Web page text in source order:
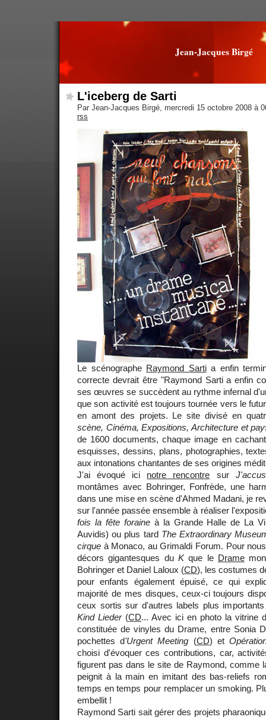
Jean-Jacques Birgé
L'iceberg de Sarti
Par Jean-Jacques Birgé, mercredi 15 octobre 2008 à
rss
Le scénographe Raymond Sartia enfin
correcte devrait être "Raymond Sarti a enfin
ses œuvres se succèdent au rythme infernal
que son activité est toujours tournée vers le
en amont des projets. Le site divisé en
scène, Cinéma, Expositions, Architecture et
de 1600 documents, chaque image en
esquisses, dessins, plans, photographies,
aux intonations chantantes de ses origines
J'ai évoqué ici notre rencontre sur
montâmes avec Bohringer, Fonfrède, une
dans une mise en scène d'Ahmed Madani, je
sur l'année passée ensemble à réaliser
fois la fête foraineà la Grande Halle de La
Auvidis) ou plus tard The Extraordinary
cirque à Monaco, au Grimaldi Forum. Pour
décors gigantesques du Kque le Drame
Bohringer et Daniel Laloux (CD), les costumes
pour enfants également épuisé, ce qui
majorité de mes disques, ceux-ci toujours
ceux sortis sur d'autres labels plus
Kind Lieder(CD... Avec ici en photo la vitrine
constituée de vinyles du Drame, entre Sonia
pochettes d'Urgent Meeting (CD) et
choisi d'évoquer ces contributions, car,
figurent pas dans le site de Raymond, comme
peignit à la main en imitant des bas-reliefs
temps en temps pour remplacer un smoking.
embellit !
Raymond Sarti sait gérer des projets